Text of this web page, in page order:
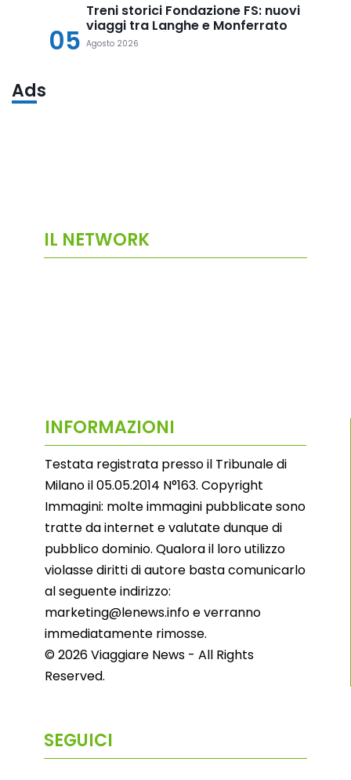
05
Treni storici Fondazione FS: nuovi
viaggi tra Langhe e Monferrato
Agosto 2026
Ads
IL NETWORK
INFORMAZIONI
Testata registrata presso il Tribunale di
Milano il 05.05.2014 N°163. Copyright
Immagini: molte immagini pubblicate sono
tratte da internet e valutate dunque di
pubblico dominio. Qualora il loro utilizzo
violasse diritti di autore basta comunicarlo
al seguente indirizzo:
marketing@lenews.info e verranno
immediatamente rimosse.
© 2026 Viaggiare News - All Rights
Reserved.
SEGUICI